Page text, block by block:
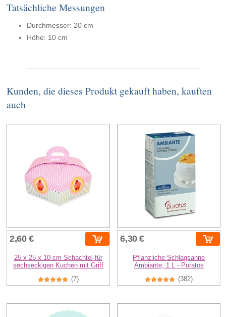
Tatsächliche Messungen
Durchmesser: 20 cm
Höhe: 10 cm
Kunden, die dieses Produkt gekauft haben, kauften
auch
2,60 €
25 x 25 x 10 cm Schachtel für
sechseckigen Kuchen mit Griff
(7)
6,30 €
Pflanzliche Schlagsahne
Ambiante, 1 L - Puratos
(382)